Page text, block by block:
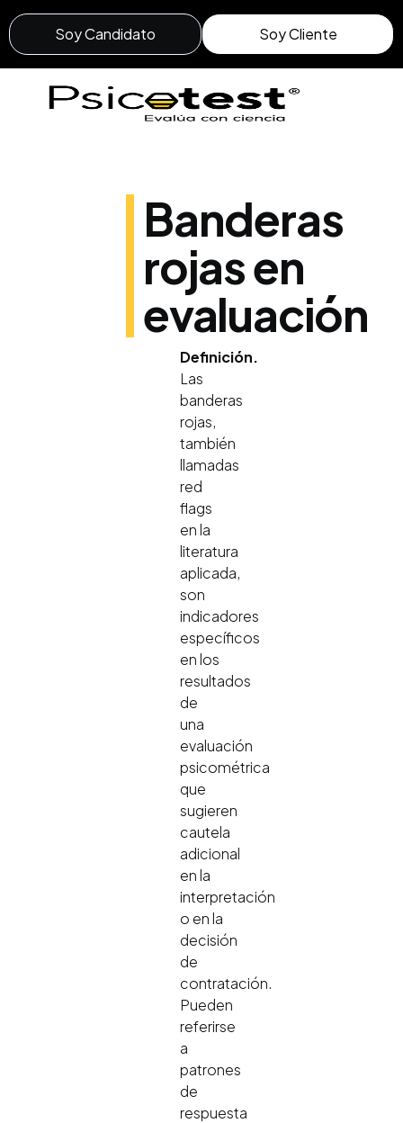
Soy Candidato Soy Cliente
Banderas
rojas en
evaluación
Definición.
Las
banderas
rojas,
también
llamadas
red
flags
en la
literatura
aplicada,
son
indicadores
específicos
en los
resultados
de
una
evaluación
psicométrica
que
sugieren
cautela
adicional
en la
interpretación
o en la
decisión
de
contratación.
Pueden
referirse
a
patrones
de
respuesta